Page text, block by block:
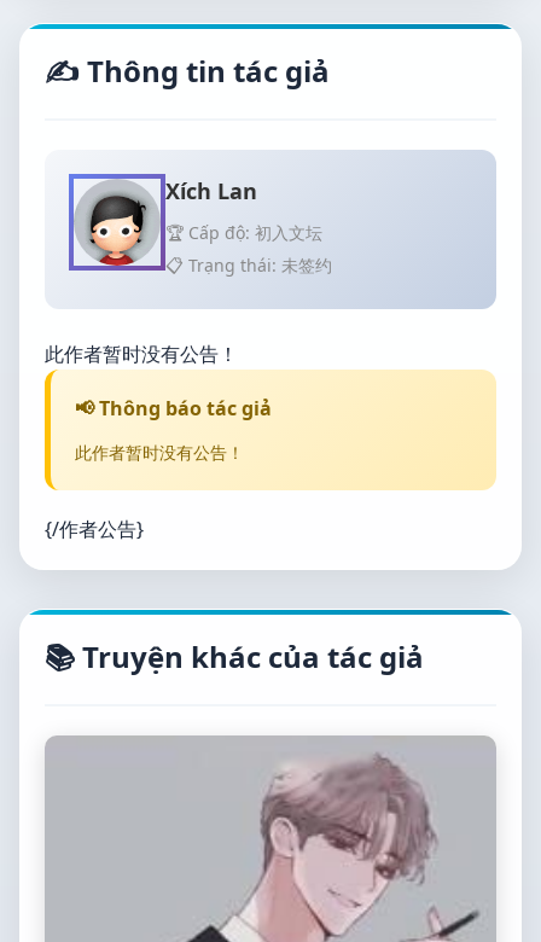
✍️ Thông tin tác giả
Xích Lan
🏆 Cấp độ: 初入文坛
📋 Trạng thái: 未签约
此作者暂时没有公告！
📢 Thông báo tác giả
此作者暂时没有公告！
{/作者公告}
📚 Truyện khác của tác giả